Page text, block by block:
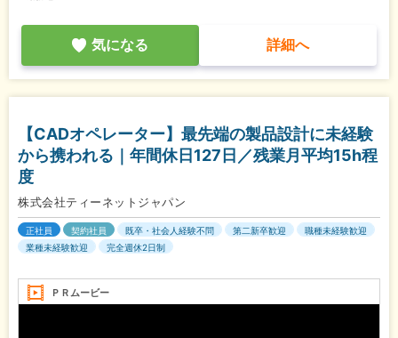
気になる 詳細へ
【CADオペレーター】最先端の製品設計に未経験
から携われる｜年間休日127日／残業月平均15h程
度
株式会社ティーネットジャパン
正社員 契約社員 既卒・社会人経験不問 第二新卒歓迎
職種未経験歓迎
業種未経験歓迎
完全週休2日制
ＰＲムービー